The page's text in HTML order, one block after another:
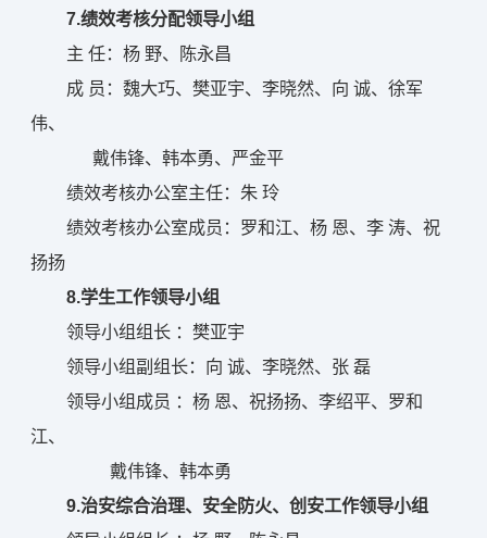
7.绩效考核分配领导小组
主 任：杨 野、陈永昌
成 员：魏大巧、樊亚宇、李晓然、向 诚、徐军
伟、
戴伟锋、韩本勇、严金平
绩效考核办公室主任：朱 玲
绩效考核办公室成员：罗和江、杨 恩、李 涛、祝
扬扬
8.学生工作领导小组
领导小组组长 ：樊亚宇
领导小组副组长：向 诚、李晓然、张 磊
领导小组成员 ：杨 恩、祝扬扬、李绍平、罗和
江、
戴伟锋、韩本勇
9.治安综合治理、安全防火、创安工作领导小组